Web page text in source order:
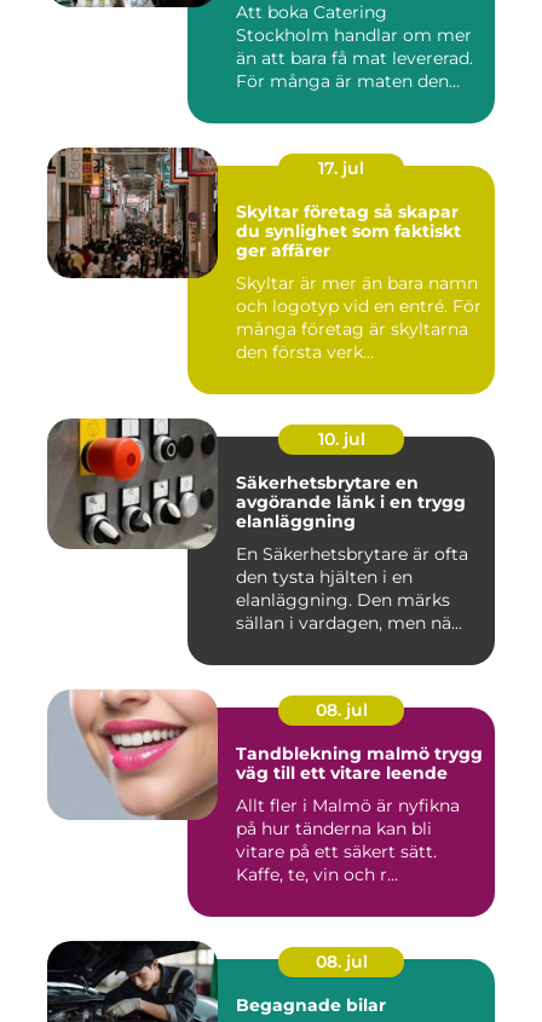
Att boka Catering
Stockholm handlar om mer
än att bara få mat levererad.
För många är maten den
17. jul
Skyltar företag så skapar
du synlighet som faktiskt
ger affärer
Skyltar är mer än bara namn
och logotyp vid en entré. För
många företag är skyltarna
den första verk...
10. jul
Säkerhetsbrytare en
avgörande länk i en trygg
elanläggning
En Säkerhetsbrytare är ofta
den tysta hjälten i en
elanläggning. Den märks
sällan i vardagen, men nä...
08. jul
Tandblekning malmö trygg
väg till ett vitare leende
Allt fler i Malmö är nyfikna
på hur tänderna kan bli
vitare på ett säkert sätt.
Kaffe, te, vin och r...
08. jul
Begagnade bilar